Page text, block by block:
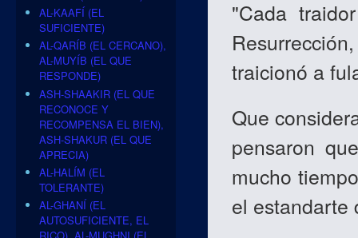
"Cada
traicionó a
Que
pensaron
mucho
el estandarte
AL-KAAFÍ (EL
SUFICIENTE)
AL-QARÍB (EL CERCANO),
AL-MUYÍB (EL QUE
RESPONDE)
ASH-SHAAKIR (EL QUE
RECONOCE Y
RECOMPENSA EL BIEN),
ASH-SHAKUR (EL QUE
APRECIA)
AL-HALÍM (EL
TOLERANTE)
AL-GHANÍ (EL
AUTOSUFICIENTE, EL